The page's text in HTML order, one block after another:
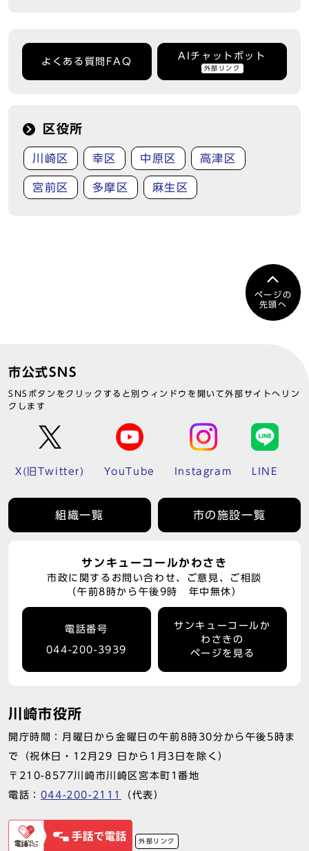
よくある質問FAQ
AIチャットボット
外部リンク
区役所
川崎区 幸区 中原区 高津区
宮前区 多摩区 麻生区
ページの
先頭へ
市公式SNS
SNSボタンをクリックすると別ウィンドウを開いて外部サイトへリン
クします
X(旧Twitter) YouTube Instagram LINE
組織一覧 市の施設一覧
サンキューコールかわさき
市政に関するお問い合わせ、ご意見、ご相談
（午前8時から午後9時 年中無休）
電話番号
044-200-3939
サンキューコールか
わさきの
ページを見る
川崎市役所
開庁時間：月曜日から金曜日の午前8時30分から午後5時ま
で（祝休日・12月29 日から1月3日を除く）
〒210-8577川崎市川崎区宮本町1番地
電話： 044-200-2111 （代表）
外部リンク